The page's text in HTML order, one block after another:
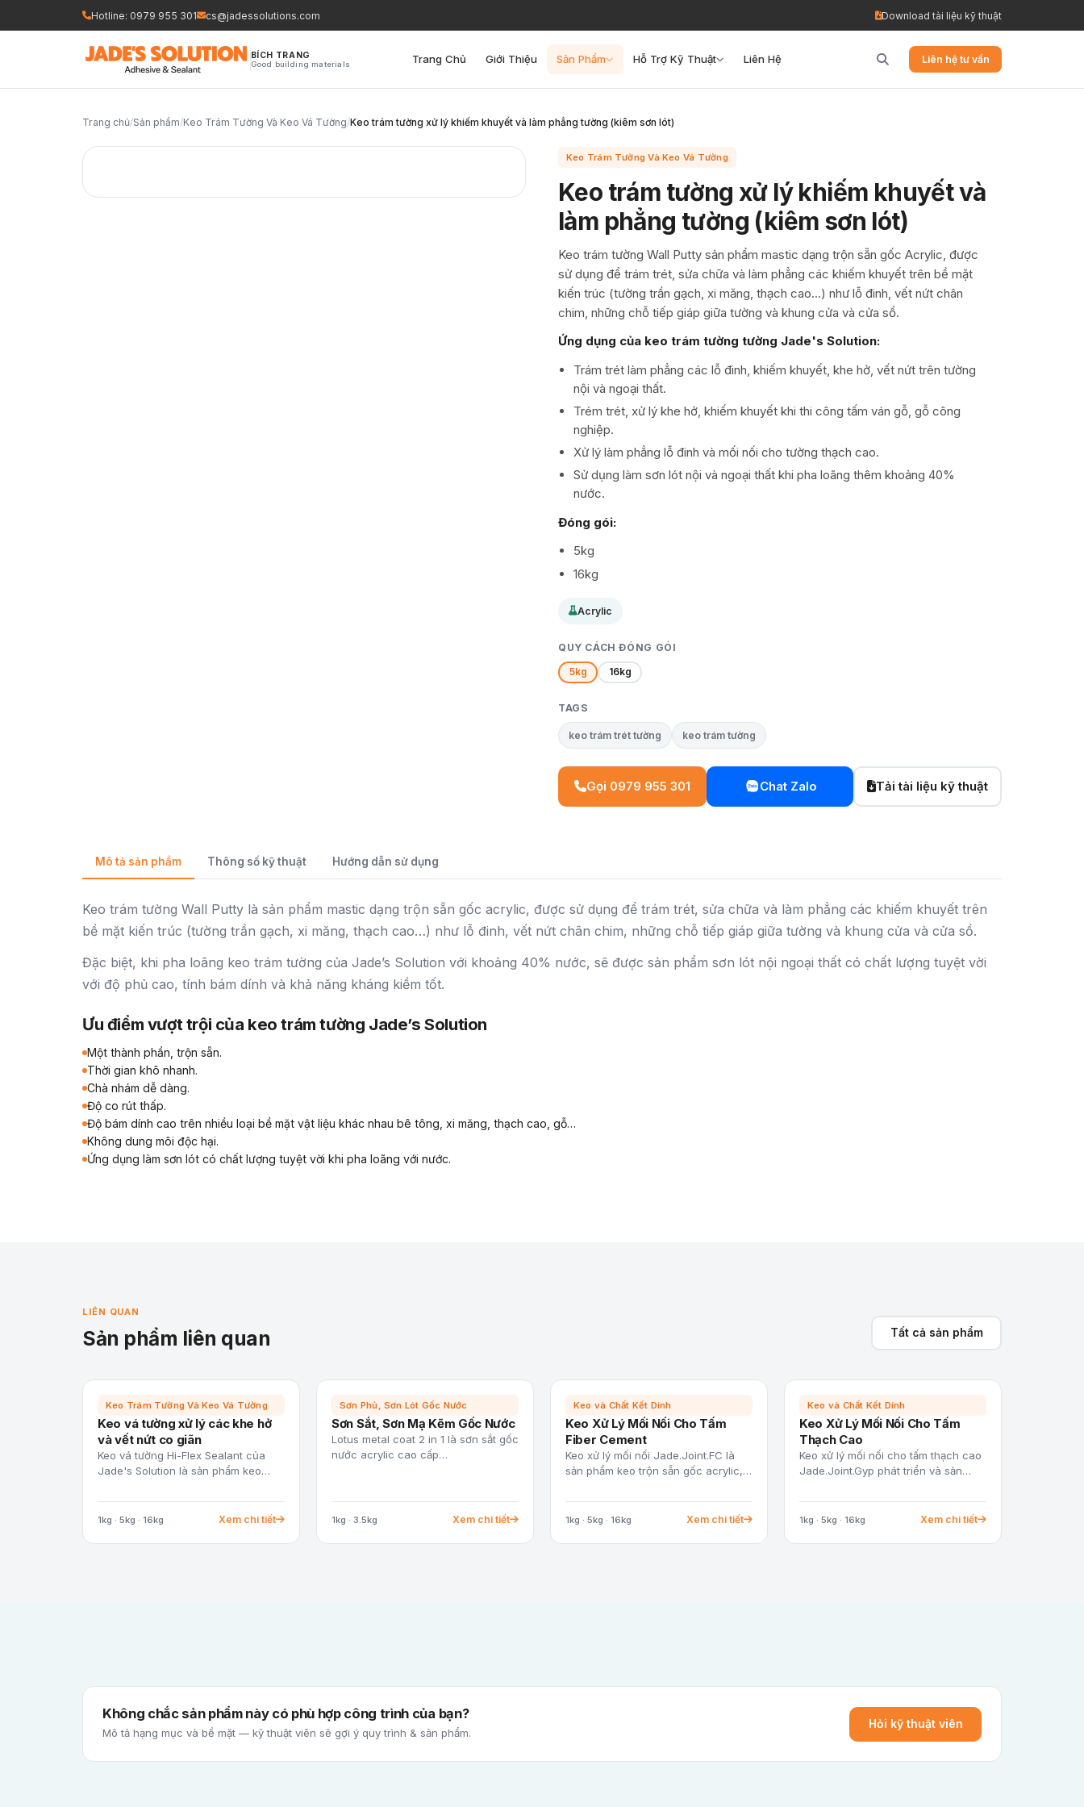
tới
Hotline: 0979 955 301 cs@jadessolutions.com Download tài liệu kỹ thuật
BÍCH TRANG
Good building materials Trang Chủ Giới Thiệu Sản Phẩm Hỗ Trợ Kỹ Thuật Liên Hệ Liên hệ tư vấn
Trang chủ/Sản phẩm/Keo Trám Tường Và Keo Vá Tường/Keo trám tường xử lý khiếm khuyết và làm phẳng tường (kiêm sơn lót)
Keo Trám Tường Và Keo Vá Tường
Keo trám tường xử lý khiếm khuyết và
làm phẳng tường (kiêm sơn lót)
Keo trám tường Wall Putty sản phẩm mastic dạng trộn sẵn gốc Acrylic, được
sử dụng để trám trét, sửa chữa và làm phẳng các khiếm khuyết trên bề mặt
kiến trúc (tường trần gạch, xi măng, thạch cao...) như lỗ đinh, vết nứt chân
chim, những chỗ tiếp giáp giữa tường và khung cửa và cửa sổ.
Ứng dụng của keo trám tường tường Jade's Solution:
Trám trét làm phẳng các lỗ đinh, khiếm khuyết, khe hở, vết nứt trên tường
nội và ngoại thất.
Trém trét, xử lý khe hở, khiếm khuyết khi thi công tấm ván gỗ, gỗ công
nghiệp.
Xử lý làm phẳng lỗ đinh và mối nối cho tường thạch cao.
Sử dụng làm sơn lót nội và ngoại thất khi pha loãng thêm khoảng 40%
nước.
Đóng gói:
5kg
16kg
Acrylic
QUY CÁCH ĐÓNG GÓI
5kg 16kg
TAGS
keo trám trét tường keo trám tường
Gọi 0979 955 301 Chat Zalo Tải tài liệu kỹ thuật
Mô tả sản phẩm Thông số kỹ thuật Hướng dẫn sử dụng
Keo trám tường Wall Putty là sản phẩm mastic dạng trộn sẵn gốc acrylic, được sử dụng để trám trét, sửa chữa và làm phẳng các khiếm khuyết trên
bề mặt kiến trúc (tường trần gạch, xi măng, thạch cao…) như lỗ đinh, vết nứt chân chim, những chỗ tiếp giáp giữa tường và khung cửa và cửa sổ.
Đặc biệt, khi pha loãng keo trám tường của Jade’s Solution với khoảng 40% nước, sẽ được sản phẩm sơn lót nội ngoại thất có chất lượng tuyệt vời
với độ phủ cao, tính bám dính và khả năng kháng kiềm tốt.
Ưu điểm vượt trội của keo trám tường Jade’s Solution
Một thành phần, trộn sẵn.
Thời gian khô nhanh.
Chà nhám dễ dàng.
Độ co rút thấp.
Độ bám dính cao trên nhiều loại bề mặt vật liệu khác nhau bê tông, xi măng, thạch cao, gỗ…
Không dung môi độc hại.
Ứng dụng làm sơn lót có chất lượng tuyệt vời khi pha loãng với nước.
LIÊN QUAN
Sản phẩm liên quan Tất cả sản phẩm
Keo Trám Tường Và Keo Vá Tường
Keo vá tường xử lý các khe hở
và vết nứt co giãn
Keo vá tường Hi-Flex Sealant của
Jade's Solution là sản phẩm keo
1kg · 5kg · 16kg Xem chi tiết
Sơn Phủ, Sơn Lót Gốc Nước
Sơn Sắt, Sơn Mạ Kẽm Gốc Nước
Lotus metal coat 2 in 1 là sơn sắt gốc
nước acrylic cao cấp…
1kg · 3.5kg Xem chi tiết
Keo và Chất Kết Dính
Keo Xử Lý Mối Nối Cho Tấm
Fiber Cement
Keo xử lý mối nối Jade.Joint.FC là
sản phẩm keo trộn sẵn gốc acrylic,…
1kg · 5kg · 16kg Xem chi tiết
Keo và Chất Kết Dính
Keo Xử Lý Mối Nối Cho Tấm
Thạch Cao
Keo xử lý mối nối cho tấm thạch cao
Jade.Joint.Gyp phát triển và sản…
1kg · 5kg · 16kg Xem chi tiết
Không chắc sản phẩm này có phù hợp công trình của bạn?
Mô tả hạng mục và bề mặt — kỹ thuật viên sẽ gợi ý quy trình & sản phẩm.
Hỏi kỹ thuật viên